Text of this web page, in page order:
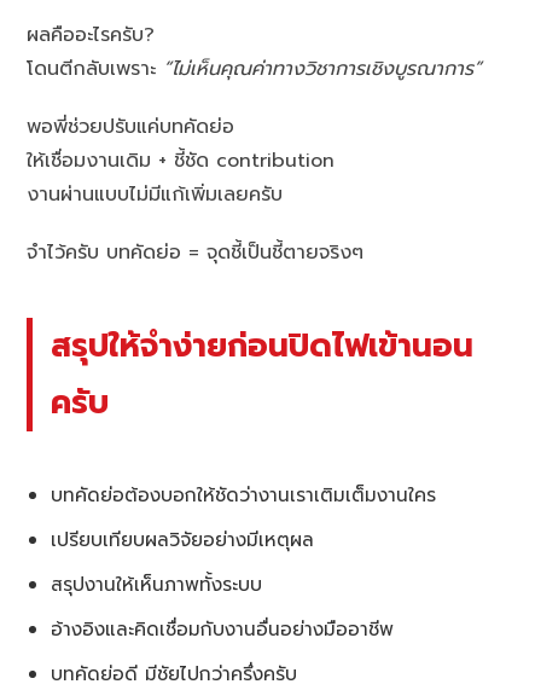
ผลคืออะไรครับ?
โดนตีกลับเพราะ “ไม่เห็นคุณค่าทางวิชาการเชิงบูรณาการ”
พอพี่ช่วยปรับแค่บทคัดย่อ
ให้เชื่อมงานเดิม + ชี้ชัด contribution
งานผ่านแบบไม่มีแก้เพิ่มเลยครับ
จำไว้ครับ บทคัดย่อ = จุดชี้เป็นชี้ตายจริงๆ
สรุปให้จำง่ายก่อนปิดไฟเข้านอน
ครับ
บทคัดย่อต้องบอกให้ชัดว่างานเราเติมเต็มงานใคร
เปรียบเทียบผลวิจัยอย่างมีเหตุผล
สรุปงานให้เห็นภาพทั้งระบบ
อ้างอิงและคิดเชื่อมกับงานอื่นอย่างมืออาชีพ
บทคัดย่อดี มีชัยไปกว่าครึ่งครับ